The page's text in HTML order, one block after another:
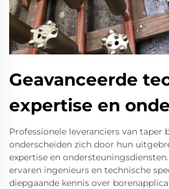
Geavanceerde
expertise en
Professionele leveranciers van taper
onderscheiden zich door hun
expertise en
ervaren ingenieurs en technische
diepgaande kennis over